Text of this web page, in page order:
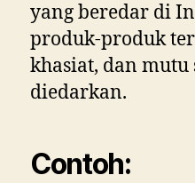
yang beredar di
produk-produk
khasiat, dan
diedarkan.
Contoh: